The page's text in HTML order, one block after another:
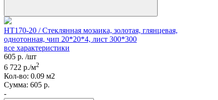
HT170-20 / Стеклянная мозаика, золотая, глянцевая,
однотонная, чип 20*20*4, лист 300*300
все характеристики
605 р. /шт
6 722 р./м2
Кол-вo: 0.09 м2
Сумма: 605 р.
-